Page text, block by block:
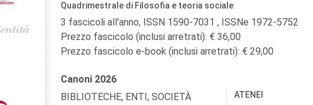
Quadrimestrale di Filosofia e teoria sociale
3 fascicoli all'anno, ISSN 1590-7031 , ISSNe 1972-5752
Prezzo fascicolo (inclusi arretrati): € 36,00
Prezzo fascicolo e-book (inclusi arretrati): € 29,00
Canoni 2026
BIBLIOTECHE, ENTI, SOCIETÀ
ATENEI